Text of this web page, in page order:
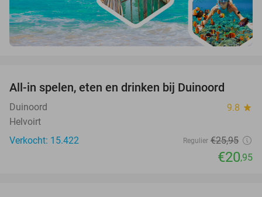
All-in spelen, eten en drinken bij Duinoord
Duinoord 9.8 star
Helvoirt
Verkocht: 15.422
Regulier €25,95
€20,95